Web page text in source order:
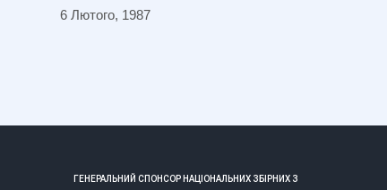
6 Лютого, 1987
ГЕНЕРАЛЬНИЙ СПОНСОР НАЦІОНАЛЬНИХ ЗБІРНИХ З